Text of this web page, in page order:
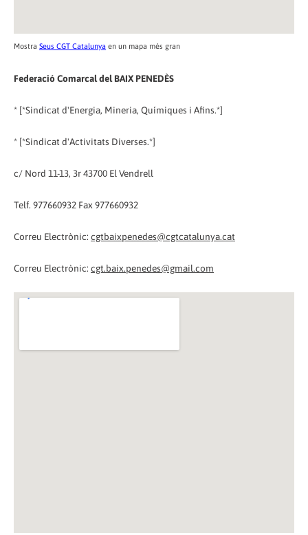
Mostra Seus CGT Catalunya en un mapa més gran
Federació Comarcal del BAIX PENEDÈS
* [*Sindicat d'Energia, Mineria, Químiques i Afins.*]
* [*Sindicat d'Activitats Diverses.*]
c/ Nord 11-13, 3r 43700 El Vendrell
Telf. 977660932 Fax 977660932
Correu Electrònic: cgtbaixpenedes@cgtcatalunya.cat
Correu Electrònic: cgt.baix.penedes@gmail.com